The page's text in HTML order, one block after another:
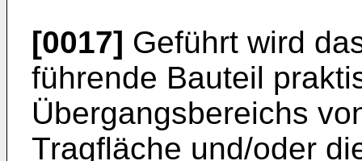
[0017] Geführt wird
führende Bauteil
Übergangsbereichs
Tragfläche und/oder